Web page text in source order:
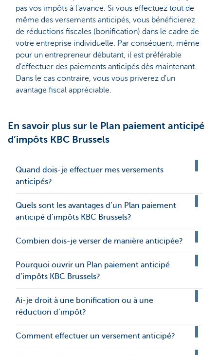
pas vos impôts à l'avance. Si vous effectuez tout de
même des versements anticipés, vous bénéficierez
de réductions fiscales (bonification) dans le cadre de
votre entreprise individuelle. Par conséquent, même
pour un entrepreneur débutant, il est préférable
d’effectuer des paiements anticipés dès maintenant.
Dans le cas contraire, vous vous priverez d'un
avantage fiscal appréciable.
En savoir plus sur le Plan paiement anticipé
d’impôts KBC Brussels
Quand dois-je effectuer mes versements
anticipés?
Quels sont les avantages d’un Plan paiement
anticipé d’impôts KBC Brussels?
Combien dois-je verser de manière anticipée?
Pourquoi ouvrir un Plan paiement anticipé
d’impôts KBC Brussels?
Ai-je droit à une bonification ou à une
réduction d’impôt?
Comment effectuer un versement anticipé?